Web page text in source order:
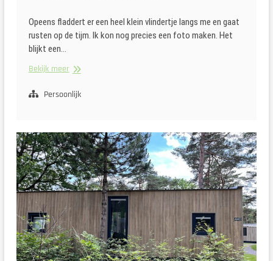
Opeens fladdert er een heel klein vlindertje langs me en gaat
rusten op de tijm. Ik kon nog precies een foto maken. Het
blijkt een…
Bekijk meerFoto’s
Juni
Persoonlijk